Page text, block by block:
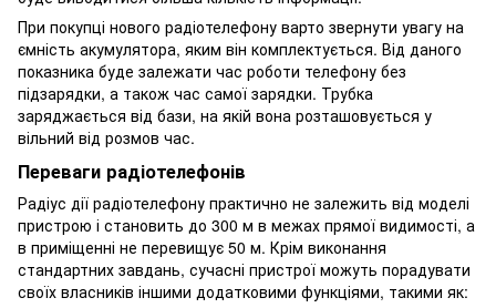
При покупці нового радіотелефону варто звернути увагу на
ємність акумулятора, яким він комплектується. Від даного
показника буде залежати час роботи телефону без
підзарядки, а також час самої зарядки. Трубка
заряджається від бази, на якій вона розташовується у
вільний від розмов час.
Переваги радіотелефонів
Радіус дії радіотелефону практично не залежить від моделі
пристрою і становить до 300 м в межах прямої видимості, а
в приміщенні не перевищує 50 м. Крім виконання
стандартних завдань, сучасні пристрої можуть порадувати
своїх власників іншими додатковими функціями, такими як: